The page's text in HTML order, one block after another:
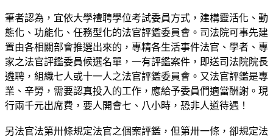
筆者認為，宜依大學禮聘學位考試委員方式，建構靈活化、動
態化、功能化、任務型化的法官評鑑委員會。司法院可事先建
置由各相關部會推選出來的，專精各生活事件法官、學者、專
家之法官評鑑委員候選名單，一有評鑑案件，即送司法院院長
遴聘，組織七人或十一人之法官評鑑委員會。又法官評鑑是專
業、辛勞，需要認真投入的工作，應給予委員們適當酬謝。現
行兩千元出席費，要人開會七、八小時，恐非人道待遇！
另法官法第卅條規定法官之個案評鑑，但第卅一條，卻規定法